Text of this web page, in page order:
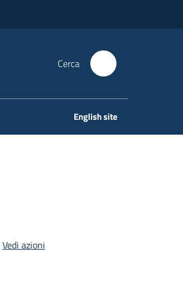
Cerca
English site
Vedi azioni